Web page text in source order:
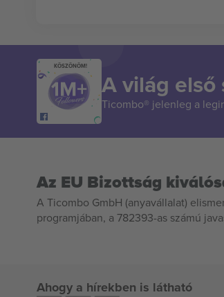
KÖSZÖNÖM!
A világ
Ticombo® jelenleg a
Az EU Bizottság
A Ticombo GmbH (anyavállalat)
programjában, a 782393-as számú
Ahogy a hírekben is látható